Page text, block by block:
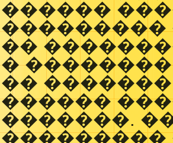
������
���������
��
�
��
������
�������.
���������